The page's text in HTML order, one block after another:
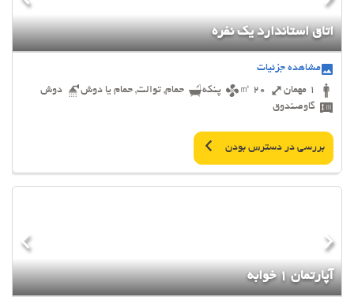
اتاق استاندارد یک نفره
مشاهده جزئیات
1 مهمان
20 ㎡ پنکه حمام, توالت, حمام یا دوش
دوش
گاوصندوق
بررسی در دسترس بودن
آپارتمان 1 خوابه